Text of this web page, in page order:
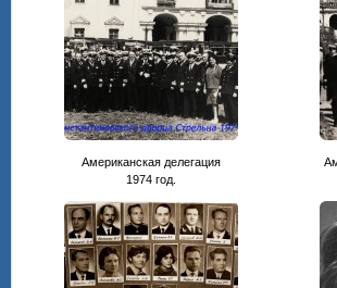
Американская делегация
1974 год.